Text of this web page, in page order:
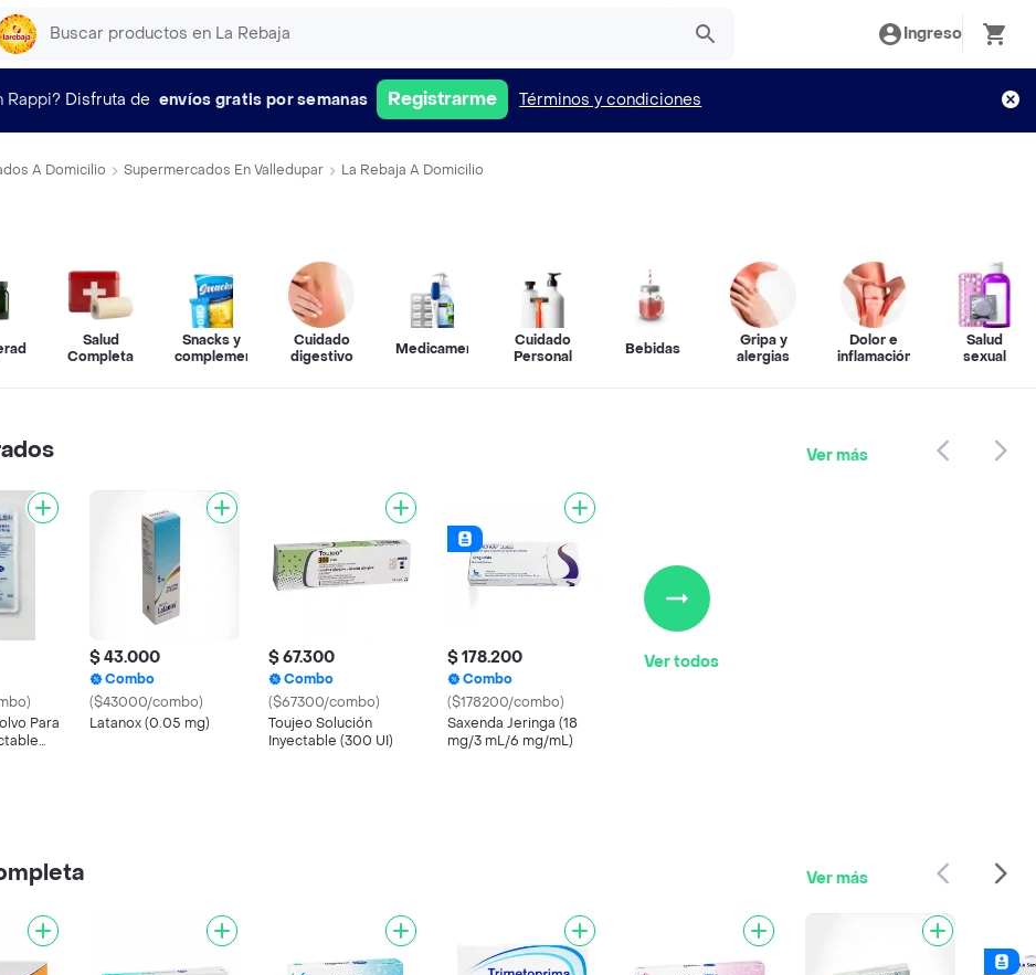
Ingreso
Rappi? Disfruta de envíos gratis por semanas Registrarme Términos y condiciones
A Domicilio Supermercados En Valledupar La Rebaja A Domicilio
Salud
Completa
Snacks y
complementos
Cuidado
digestivo
Medicamentos
Cuidado
Personal
Bebidas
Gripa y
alergias
Dolor e
inflamación
Salud
sexual
Ver más
Para
$ 43.000
Combo
($43000/combo)
Latanox (0.05 mg)
$ 67.300
Combo
($67300/combo)
Toujeo Solución
Inyectable (300 UI)
$ 178.200
Combo
($178200/combo)
Saxenda Jeringa (18
mg/3 mL/6 mg/mL)
Ver todos
Ver más